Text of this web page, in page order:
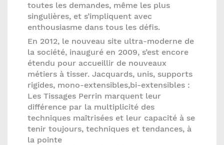
toutes les demandes, même les plus
singulières, et s’impliquent avec
enthousiasme dans tous les défis.
En 2012, le nouveau site ultra-moderne de
la société, inauguré en 2009, s’est encore
étendu pour accueillir de nouveaux
métiers à tisser. Jacquards, unis, supports
rigides, mono-extensibles,bi-extensibles :
Les Tissages Perrin marquent leur
différence par la multiplicité des
techniques maîtrisées et leur capacité à se
tenir toujours, techniques et tendances, à
la pointe